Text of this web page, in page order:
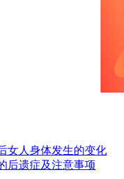
女人身体发生的变化
后遗症及注意事项